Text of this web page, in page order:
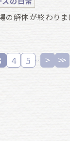
の解体が終わりま
4 5